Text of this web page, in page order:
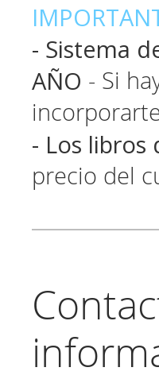
- Sistema
AÑO - Si
- Los
precio del